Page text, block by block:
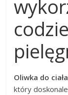
Oliwka do ciała
który